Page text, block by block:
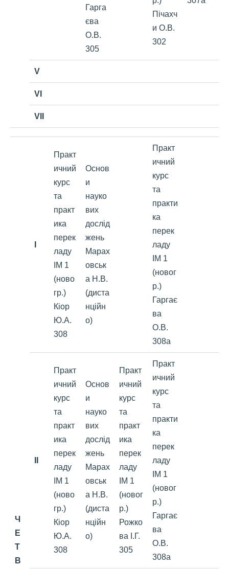
Гарга
єва
О.В.
305
Пічахч
и О.В.
302
V
VI
VII
Ч
Е
Т
В
Практ
ичний
курс
та
практ
ика
перек
ладу
ІМ 1
(ново
гр.)
Кіор
Ю.А.
308
Основ
и
науко
вих
дослід
жень
Марах
овськ
а Н.В.
(диста
нційн
о)
Практ
ичний
курс
та
практи
ка
перек
ладу
ІМ 1
(новог
р.)
Гаргає
ва
О.В.
308а
Практ
ичний
курс
та
практ
ика
перек
ладу
ІМ 1
(ново
гр.)
Кіор
Ю.А.
308
Основ
и
науко
вих
дослід
жень
Марах
овськ
а Н.В.
(диста
нційн
о)
Практ
ичний
курс
та
практ
ика
перек
ладу
ІМ 1
(новог
р.)
Рожко
ва І.Г.
305
Практ
ичний
курс
та
практи
ка
перек
ладу
ІМ 1
(новог
р.)
Гаргає
ва
О.В.
308а